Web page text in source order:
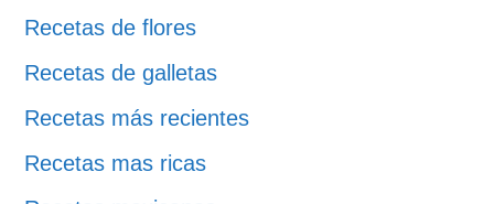
Recetas de flores
Recetas de galletas
Recetas más recientes
Recetas mas ricas